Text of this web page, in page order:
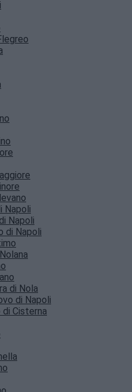
Napoli
Napoli
di Napoli
di Nola
di Napoli
Cisterna